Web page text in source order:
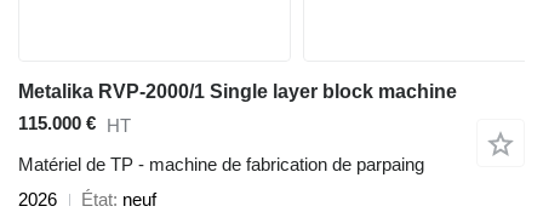
Metalika RVP-2000/1 Single layer block machine
115.000 € HT
Matériel de TP - machine de fabrication de parpaing
2026
État neuf